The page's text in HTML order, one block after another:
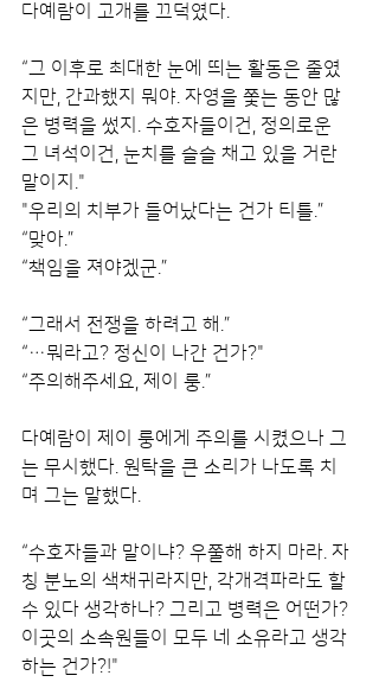
다예람이 고개를 끄덕였다.
“그 이후로 최대한 눈에 띄는 활동은 줄였
지만, 간과했지 뭐야. 자영을 쫓는 동안 많
은 병력을 썼지. 수호자들이건, 정의로운
그 녀석이건, 눈치를 슬슬 채고 있을 거란
말이지."
"우리의 치부가 들어났다는 건가 티틀.”
“맞아.”
“책임을 져야겠군.”
“그래서 전쟁을 하려고 해.”
“…뭐라고? 정신이 나간 건가?"
“주의해주세요, 제이 룽.”
다예람이 제이 룽에게 주의를 시켰으나 그
는 무시했다. 원탁을 큰 소리가 나도록 치
며 그는 말했다.
“수호자들과 말이냐? 우쭐해 하지 마라. 자
칭 분노의 색채귀라지만, 각개격파라도 할
수 있다 생각하나? 그리고 병력은 어떤가?
이곳의 소속원들이 모두 네 소유라고 생각
하는 건가?!"